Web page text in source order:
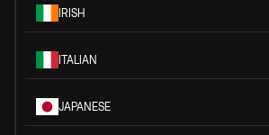
IRISH
ITALIAN
JAPANESE